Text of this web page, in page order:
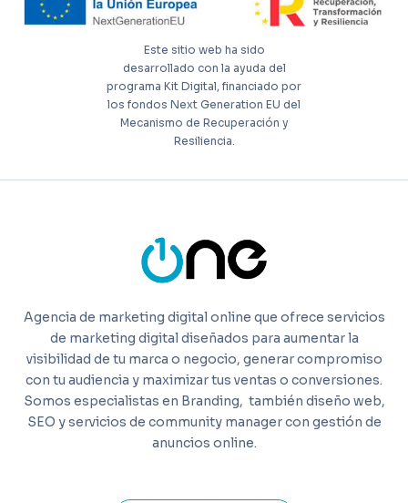
Este sitio web ha sido
desarrollado con la ayuda del
programa Kit Digital, financiado por
los fondos Next Generation EU del
Mecanismo de Recuperación y
Resiliencia.
Agencia de marketing digital online que ofrece servicios
de marketing digital diseñados para aumentar la
visibilidad de tu marca o negocio, generar compromiso
con tu audiencia y maximizar tus ventas o conversiones.
Somos especialistas en Branding, también diseño web,
SEO y servicios de community manager con gestión de
anuncios online.